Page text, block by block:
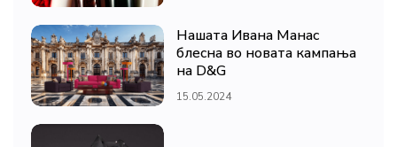
Нашата Ивана Манас
блесна во новата кампања
на D&G
15.05.2024